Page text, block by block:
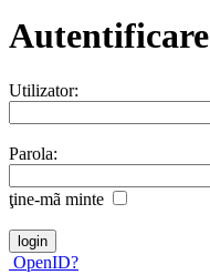
Autentificare
Utilizator:
Parola:
ţine-mã minte
OpenID?